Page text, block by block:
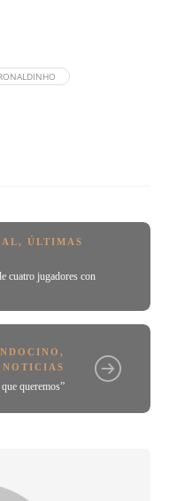
, ÚLTIMAS
cuatro jugadores con
,
queremos”